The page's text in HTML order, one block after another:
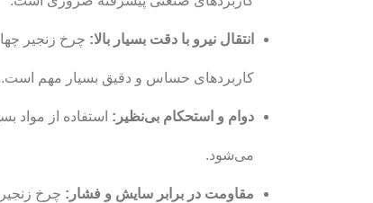
انتقال نیرو با دقت بسیار بالا: چرخ زنجیر
کاربردهای حساس و دقیق بسیار مهم است.
دوام و استحکام بی‌نظیر: استفاده از مواد
می‌شود.
مقاومت در برابر سایش و فشار: چرخ